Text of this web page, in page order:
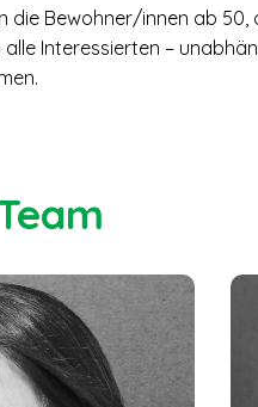
Bewohner/innen ab 50,
Interessierten –